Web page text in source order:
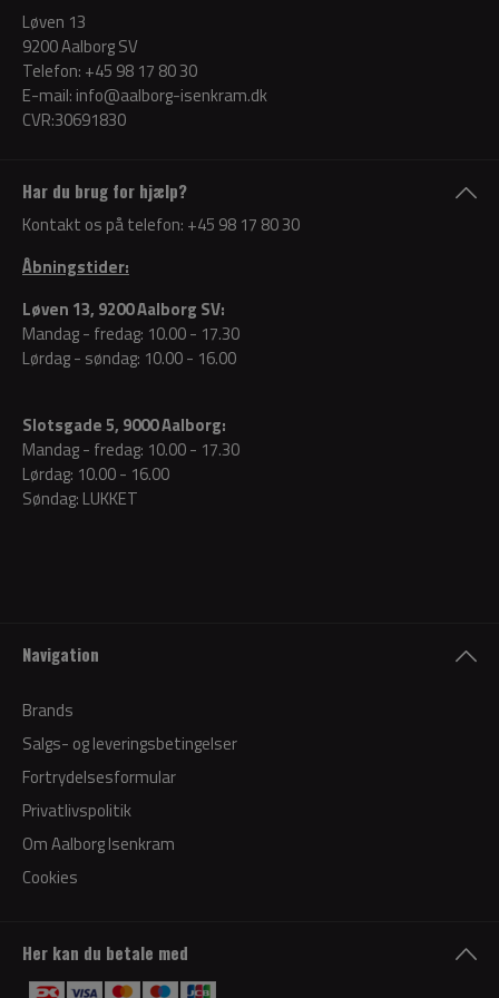
Har du brug for hjælp?
Kontakt os på telefon: +45 98 17 80 30
Åbningstider:
Løven 13, 9200 Aalborg SV:
Mandag - fredag: 10.00 - 17.30
Lørdag - søndag: 10.00 - 16.00
Slotsgade 5, 9000 Aalborg:
Mandag - fredag: 10.00 - 17.30
Lørdag: 10.00 - 16.00
Søndag: LUKKET
Løven 13
9200 Aalborg SV
Telefon: +45 98 17 80 30
E-mail: info@aalborg-isenkram.dk
CVR:30691830
Navigation
Brands
Salgs- og leveringsbetingelser
Fortrydelsesformular
Privatlivspolitik
Om Aalborg Isenkram
Cookies
Her kan du betale med